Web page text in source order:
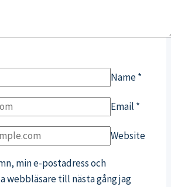
Name*
Email *
Website
min e-postadress och
webbläsare till nästa gång jag